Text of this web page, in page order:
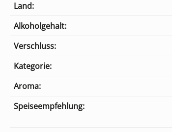
Kategorie:
Land:
Alkoholgehalt:
Aroma:
Verschluss:
Speiseempfehlung: